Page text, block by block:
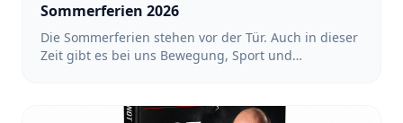
Sommerferien 2026
Die Sommerferien stehen vor der Tür. Auch in dieser
Zeit gibt es bei uns Bewegung, Sport und
wir ein Ferienprogramm mit verschiedenen